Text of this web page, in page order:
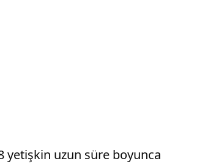
yetişkin uzun süre boyunca